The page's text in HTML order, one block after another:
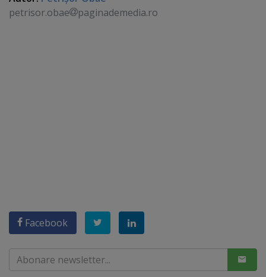
petrisor.obae
paginademedia.ro
Facebook